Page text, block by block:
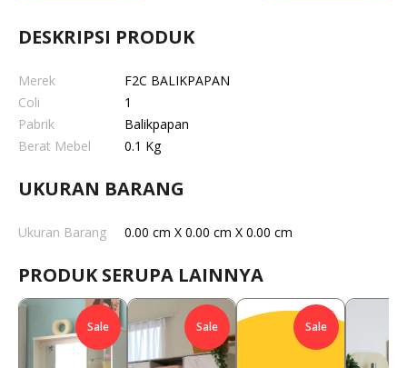
DESKRIPSI PRODUK
Merek
F2C BALIKPAPAN
Coli
1
Pabrik
Balikpapan
Berat Mebel
0.1 Kg
UKURAN BARANG
Ukuran Barang 0.00 cm X 0.00 cm X 0.00 cm
PRODUK SERUPA LAINNYA
Sale Sale Sale